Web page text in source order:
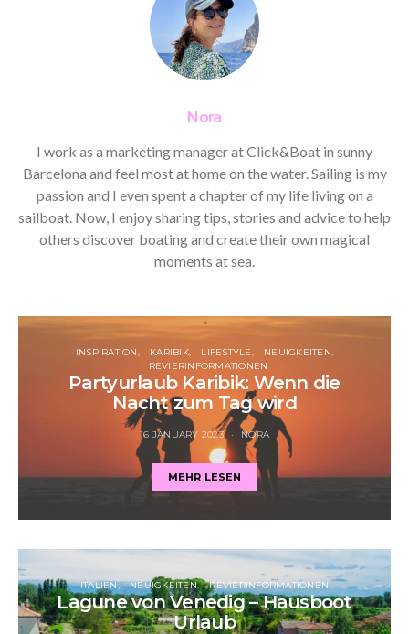
Nora
I work as a marketing manager at Click&Boat in sunny
Barcelona and feel most at home on the water. Sailing is my
passion and I even spent a chapter of my life living on a
sailboat. Now, I enjoy sharing tips, stories and advice to help
others discover boating and create their own magical
moments at sea.
INSPIRATION KARIBIK LIFESTYLE
NEUIGKEITEN
REVIERINFORMATIONEN
Partyurlaub Karibik: Wenn die
Nacht zum Tag wird
16 JANUARY 2023 NORA
MEHR LESEN
ITALIEN NEUIGKEITEN REVIERINFORMATIONEN
Lagune von Venedig – Hausboot
Urlaub